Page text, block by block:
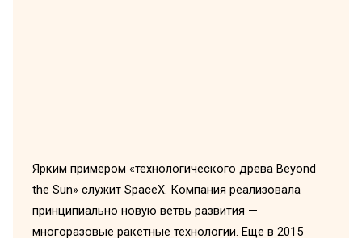
Ярким примером «технологического древа Beyond
the Sun» служит SpaceX. Компания реализовала
принципиально новую ветвь развития —
многоразовые ракетные технологии. Еще в 2015